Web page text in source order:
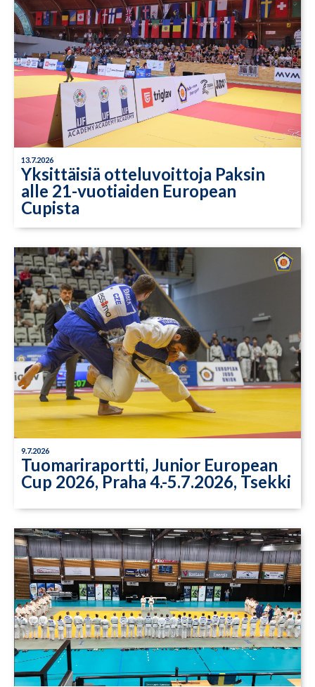
13.7.2026
Yksittäisiä otteluvoittoja Paksin
alle 21-vuotiaiden European
Cupista
9.7.2026
Tuomariraportti, Junior European
Cup 2026, Praha 4.-5.7.2026, Tsekki